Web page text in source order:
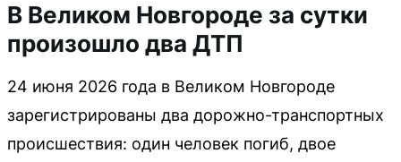
В Великом Новгороде за сутки
произошло два ДТП
24 июня 2026 года в Великом Новгороде
зарегистрированы два дорожно-транспортных
происшествия: один человек погиб, двое